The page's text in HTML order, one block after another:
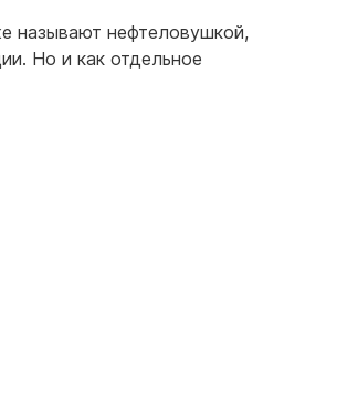
называют нефтеловушкой,
Но и как отдельное